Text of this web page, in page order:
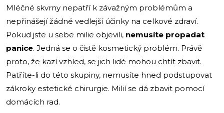
Mléčné skvrny nepatří k závažným problémům a
nepřinášejí žádné vedlejší účinky na celkové zdraví.
Pokud jste u sebe milie objevili, nemusíte propadat
panice. Jedná se o čistě kosmetický problém. Právě
proto, že kazí vzhled, se jich lidé mohou chtít zbavit.
Patříte-li do této skupiny, nemusíte hned podstupovat
zákroky estetické chirurgie. Milií se dá zbavit pomocí
domácích rad.